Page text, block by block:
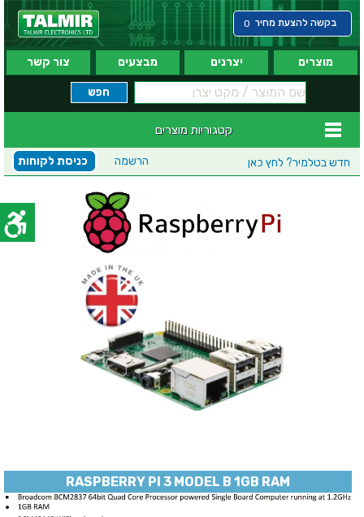
בקשה להצעת מחיר 0
מוצרים יצרנים מבצעים צור קשר
קטגוריות מוצרים
חדש בטלמיר? לחץ כאן כניסת לקוחות הרשמה
RASPBERRY PI 3 MODEL B 1GB RAM